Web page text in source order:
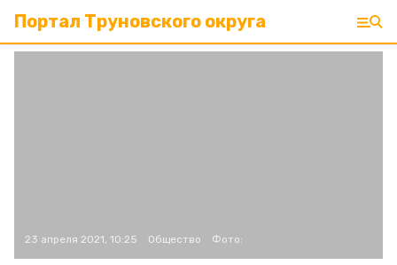
Портал Труновского округа
23 апреля 2021, 10:25 Общество Фото: